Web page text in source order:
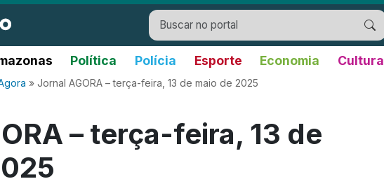
Política Polícia Esporte Economia Cultura
» Jornal AGORA – terça-feira, 13 de maio de 2025
– terça-feira, 13 de